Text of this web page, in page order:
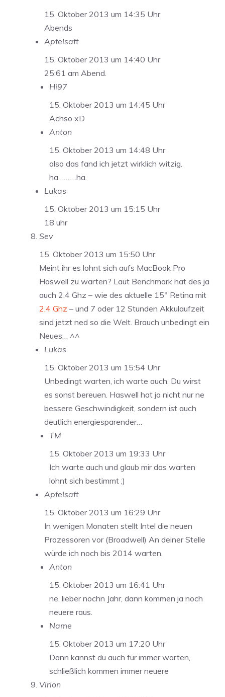
15. Oktober 2013 um 14:35 Uhr
Abends
Apfelsaft
15. Oktober 2013 um 14:40 Uhr
25:61 am Abend.
Hi97
15. Oktober 2013 um 14:45 Uhr
Achso xD
Anton
15. Oktober 2013 um 14:48 Uhr
also das fand ich jetzt wirklich witzig.
ha……….ha.
Lukas
15. Oktober 2013 um 15:15 Uhr
18 uhr
Sev
15. Oktober 2013 um 15:50 Uhr
Meint ihr es lohnt sich aufs MacBook Pro
Haswell zu warten? Laut Benchmark hat des ja
auch 2,4 Ghz – wie des aktuelle 15″ Retina mit
2,4 Ghz – und 7 oder 12 Stunden Akkulaufzeit
sind jetzt ned so die Welt. Brauch unbedingt ein
Neues… ^^
Lukas
15. Oktober 2013 um 15:54 Uhr
Unbedingt warten, ich warte auch. Du wirst
es sonst bereuen. Haswell hat ja nicht nur ne
bessere Geschwindigkeit, sondern ist auch
deutlich energiesparender…
TM
15. Oktober 2013 um 19:33 Uhr
Ich warte auch und glaub mir das warten
lohnt sich bestimmt ;)
Apfelsaft
15. Oktober 2013 um 16:29 Uhr
In wenigen Monaten stellt Intel die neuen
Prozessoren vor (Broadwell) An deiner Stelle
würde ich noch bis 2014 warten.
Anton
15. Oktober 2013 um 16:41 Uhr
ne, lieber nochn Jahr, dann kommen ja noch
neuere raus.
Name
15. Oktober 2013 um 17:20 Uhr
Dann kannst du auch für immer warten,
schließlich kommen immer neuere
Virion